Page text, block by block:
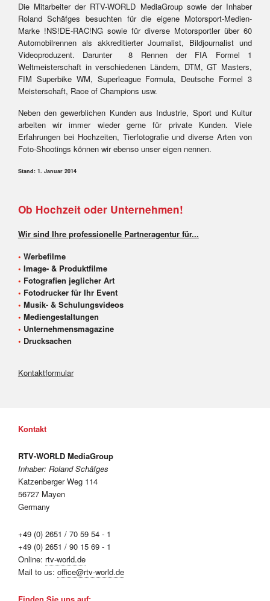
Die Mitarbeiter der RTV-WORLD MediaGroup sowie der Inhaber
Roland Schäfges besuchten für die eigene Motorsport-Medien-
Marke !NS!DE-RAC!NG sowie für diverse Motorsportler über 60
Automobilrennen als akkreditierter Journalist, Bildjournalist und
Videoproduzent. Darunter 8 Rennen der FIA Formel 1
Weltmeisterschaft in verschiedenen Ländern, DTM, GT Masters,
FIM Superbike WM, Superleague Formula, Deutsche Formel 3
Meisterschaft, Race of Champions usw.
Neben den gewerblichen Kunden aus Industrie, Sport und Kultur
arbeiten wir immer wieder gerne für private Kunden. Viele
Erfahrungen bei Hochzeiten, Tierfotografie und diverse Arten von
Foto-Shootings können wir ebenso unser eigen nennen.
Stand: 1. Januar 2014
Ob Hochzeit oder Unternehmen!
Wir sind Ihre professionelle Partneragentur für...
• Werbefilme
• Image- & Produktfilme
• Fotografien jeglicher Art
• Fotodrucker für Ihr Event
• Musik- & Schulungsvideos
• Mediengestaltungen
• Unternehmensmagazine
• Drucksachen
Kontaktformular
Kontakt
RTV-WORLD MediaGroup
Inhaber: Roland Schäfges
Katzenberger Weg 114
56727 Mayen
Germany
+49 (0) 2651 / 70 59 54 - 1
+49 (0) 2651 / 90 15 69 - 1
Online: rtv-world.de
Mail to us: office@rtv-world.de
Finden Sie uns auf: